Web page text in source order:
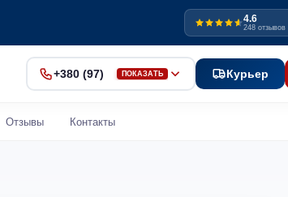
4.6
248 отзывов
+380 (97) ПОКАЗАТЬ Курьер
Отзывы Контакты